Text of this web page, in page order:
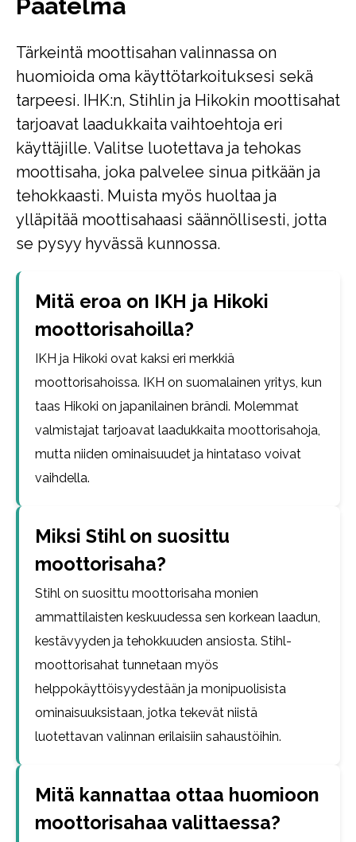
Päätelmä
Tärkeintä moottisahan valinnassa on
huomioida oma käyttötarkoituksesi sekä
tarpeesi. IHK:n, Stihlin ja Hikokin moottisahat
tarjoavat laadukkaita vaihtoehtoja eri
käyttäjille. Valitse luotettava ja tehokas
moottisaha, joka palvelee sinua pitkään ja
tehokkaasti. Muista myös huoltaa ja
ylläpitää moottisahaasi säännöllisesti, jotta
se pysyy hyvässä kunnossa.
Mitä eroa on IKH ja Hikoki
moottorisahoilla?
IKH ja Hikoki ovat kaksi eri merkkiä
moottorisahoissa. IKH on suomalainen yritys, kun
taas Hikoki on japanilainen brändi. Molemmat
valmistajat tarjoavat laadukkaita moottorisahoja,
mutta niiden ominaisuudet ja hintataso voivat
vaihdella.
Miksi Stihl on suosittu
moottorisaha?
Stihl on suosittu moottorisaha monien
ammattilaisten keskuudessa sen korkean laadun,
kestävyyden ja tehokkuuden ansiosta. Stihl-
moottorisahat tunnetaan myös
helppokäyttöisyydestään ja monipuolisista
ominaisuuksistaan, jotka tekevät niistä
luotettavan valinnan erilaisiin sahaustöihin.
Mitä kannattaa ottaa huomioon
moottorisahaa valittaessa?